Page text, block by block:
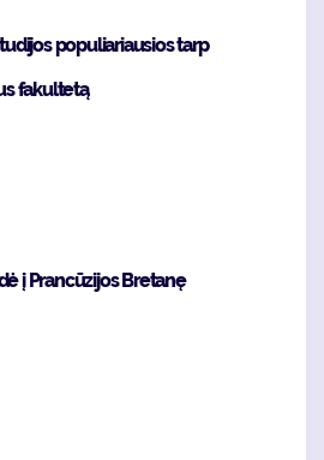
populiariausios tarp
fakultetą
į Prancūzijos Bretanę